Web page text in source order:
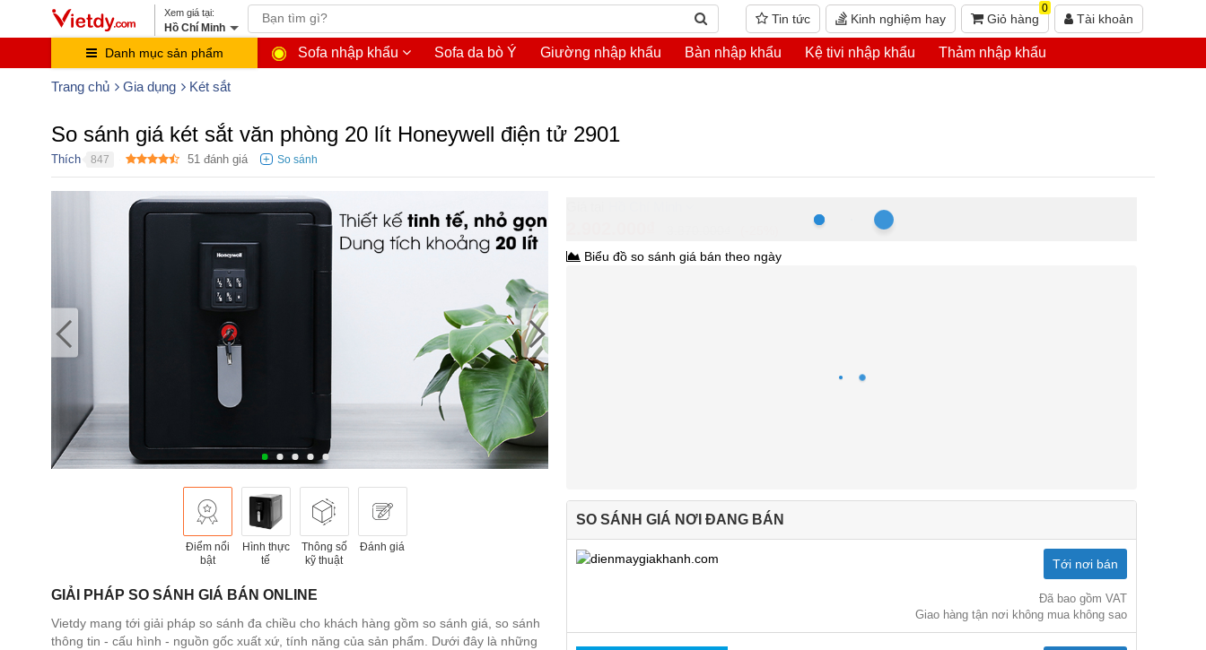
Hồ Chí Minh
Tin tức Kinh nghiệm hay Giỏ hàng
0
Tài khoản
Danh mục sản phẩm Sofa nhập khẩu Sofa da bò Ý Giường nhập khẩu Bàn nhập khẩu Kệ tivi nhập khẩu Thảm nhập khẩu
Trang chủ Gia dụng Két sắt
So sánh giá két sắt văn phòng 20 lít Honeywell điện tử 2901
Thích 847 51 đánh giá
Điểm nổi
bật
Hình thực
tế
Thông số
kỹ thuật
Đánh giá
GIẢI PHÁP SO SÁNH GIÁ BÁN ONLINE
Vietdy mang tới giải pháp so sánh đa chiều cho khách hàng gồm so sánh giá, so sánh
thông tin - cấu hình - nguồn gốc xuất xứ, tính năng của sản phẩm. Dưới đây là những
Biểu đồ so sánh giá bán theo ngày
SO SÁNH GIÁ NƠI ĐANG BÁN
Tới nơi bán
Đã bao gồm VAT
Giao hàng tận nơi không mua không sao